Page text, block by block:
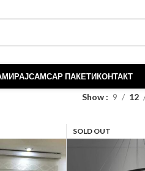
САМСАР ПАКЕТИКОНТАКТ
Show 9 12
SOLD OUT